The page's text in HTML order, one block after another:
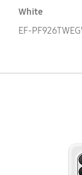
White
EF-